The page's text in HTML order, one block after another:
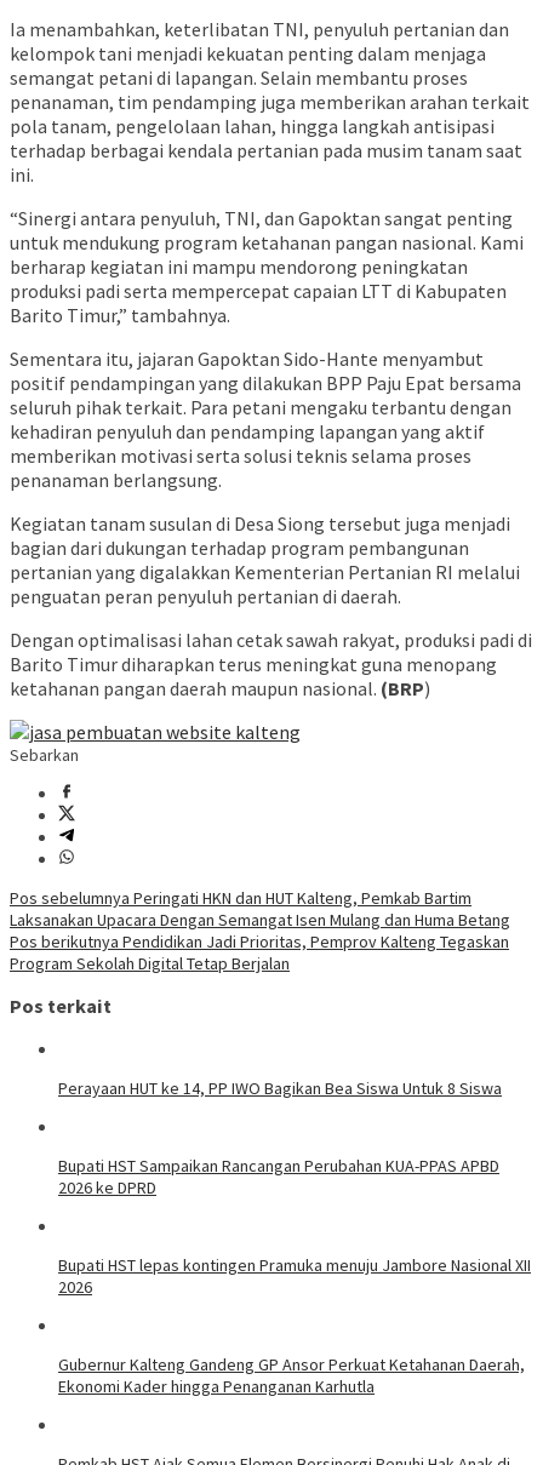
Ia menambahkan, keterlibatan TNI, penyuluh pertanian dan
kelompok tani menjadi kekuatan penting dalam menjaga
semangat petani di lapangan. Selain membantu proses
penanaman, tim pendamping juga memberikan arahan terkait
pola tanam, pengelolaan lahan, hingga langkah antisipasi
terhadap berbagai kendala pertanian pada musim tanam saat
ini.
“Sinergi antara penyuluh, TNI, dan Gapoktan sangat penting
untuk mendukung program ketahanan pangan nasional. Kami
berharap kegiatan ini mampu mendorong peningkatan
produksi padi serta mempercepat capaian LTT di Kabupaten
Barito Timur,” tambahnya.
Sementara itu, jajaran Gapoktan Sido-Hante menyambut
positif pendampingan yang dilakukan BPP Paju Epat bersama
seluruh pihak terkait. Para petani mengaku terbantu dengan
kehadiran penyuluh dan pendamping lapangan yang aktif
memberikan motivasi serta solusi teknis selama proses
penanaman berlangsung.
Kegiatan tanam susulan di Desa Siong tersebut juga menjadi
bagian dari dukungan terhadap program pembangunan
pertanian yang digalakkan Kementerian Pertanian RI melalui
penguatan peran penyuluh pertanian di daerah.
Dengan optimalisasi lahan cetak sawah rakyat, produksi padi di
Barito Timur diharapkan terus meningkat guna menopang
ketahanan pangan daerah maupun nasional. (BRP)
Sebarkan
Navigasi
pos
Pos sebelumnya Peringati HKN dan HUT Kalteng, Pemkab Bartim
Laksanakan Upacara Dengan Semangat Isen Mulang dan Huma Betang
Pos berikutnya Pendidikan Jadi Prioritas, Pemprov Kalteng Tegaskan
Program Sekolah Digital Tetap Berjalan
Pos terkait
Perayaan HUT ke 14, PP IWO Bagikan Bea Siswa Untuk 8 Siswa
Bupati HST Sampaikan Rancangan Perubahan KUA-PPAS APBD
2026 ke DPRD
Bupati HST lepas kontingen Pramuka menuju Jambore Nasional XII
2026
Gubernur Kalteng Gandeng GP Ansor Perkuat Ketahanan Daerah,
Ekonomi Kader hingga Penanganan Karhutla